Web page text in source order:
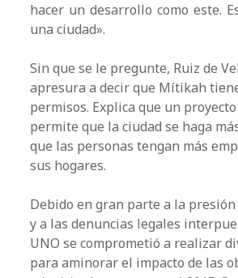
hacer un desarrollo como este.
una ciudad».
Sin que se le pregunte, Ruiz de
apresura a decir que Mítikah
permisos. Explica que un
permite que la ciudad se haga
que las personas tengan más
sus hogares.
Debido en gran parte a la presión
y a las denuncias legales
UNO se comprometió a realizar
para aminorar el impacto de las